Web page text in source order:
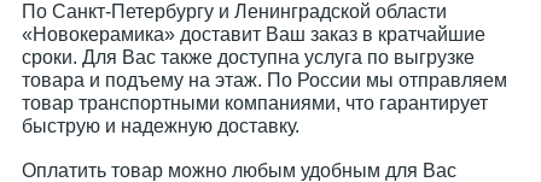
По Санкт-Петербургу и Ленинградской области
«Новокерамика» доставит Ваш заказ в кратчайшие
сроки. Для Вас также доступна услуга по выгрузке
товара и подъему на этаж. По России мы отправляем
товар транспортными компаниями, что гарантирует
быструю и надежную доставку.
Оплатить товар можно любым удобным для Вас